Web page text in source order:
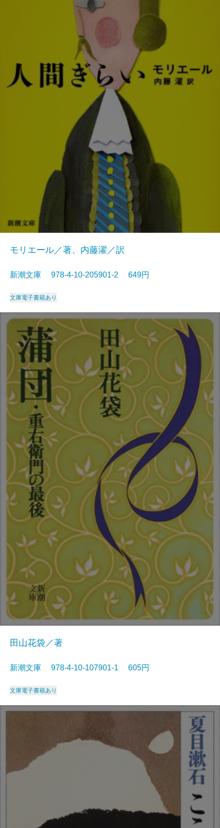
モリエール／著、内藤濯／訳
新潮文庫 978-4-10-205901-2 649円
文庫電子書籍あり
田山花袋／著
新潮文庫 978-4-10-107901-1 605円
文庫電子書籍あり